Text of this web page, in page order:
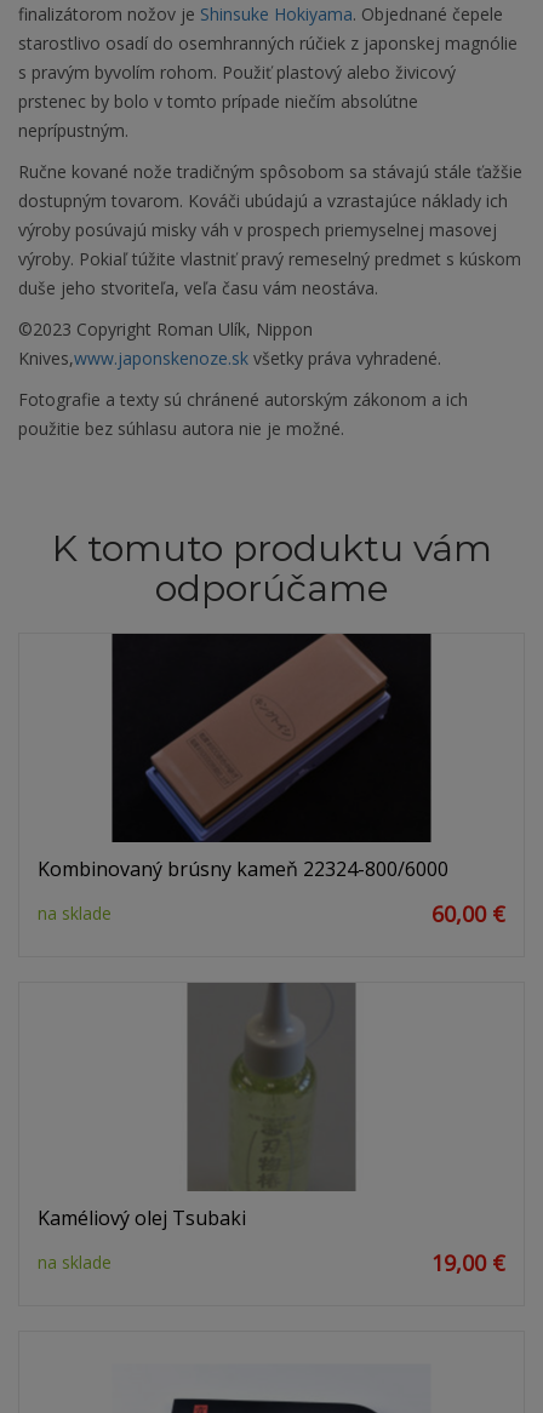
finalizátorom nožov je Shinsuke Hokiyama. Objednané čepele
starostlivo osadí do osemhranných rúčiek z japonskej magnólie
s pravým byvolím rohom. Použiť plastový alebo živicový
prstenec by bolo v tomto prípade niečím absolútne
neprípustným.
Ručne kované nože tradičným spôsobom sa stávajú stále ťažšie
dostupným tovarom. Kováči ubúdajú a vzrastajúce náklady ich
výroby posúvajú misky váh v prospech priemyselnej masovej
výroby. Pokiaľ túžite vlastniť pravý remeselný predmet s kúskom
duše jeho stvoriteľa, veľa času vám neostáva.
©2023 Copyright Roman Ulík, Nippon
Knives,www.japonskenoze.sk všetky práva vyhradené.
Fotografie a texty sú chránené autorským zákonom a ich
použitie bez súhlasu autora nie je možné.
K tomuto produktu vám
odporúčame
Kombinovaný brúsny kameň 22324-800/6000
na sklade 60,00 €
Kaméliový olej Tsubaki
na sklade 19,00 €